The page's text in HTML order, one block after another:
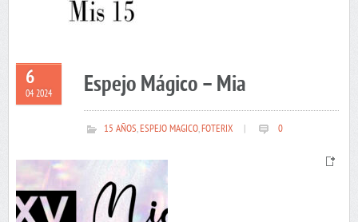
6
04 2024 Espejo Mágico – Mia
15 AÑOS,ESPEJO MAGICO,FOTERIX 0